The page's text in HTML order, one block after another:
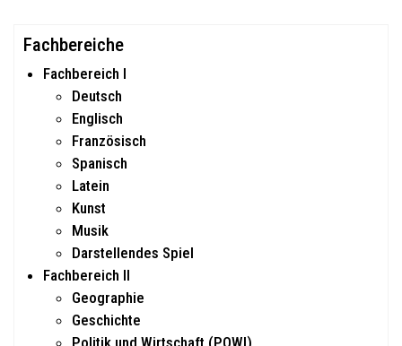
Fachbereiche
Fachbereich I
Deutsch
Englisch
Französisch
Spanisch
Latein
Kunst
Musik
Darstellendes Spiel
Fachbereich II
Geographie
Geschichte
Politik und Wirtschaft (POWI)